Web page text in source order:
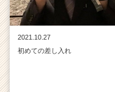
2021.10.27
初めての差し入れ